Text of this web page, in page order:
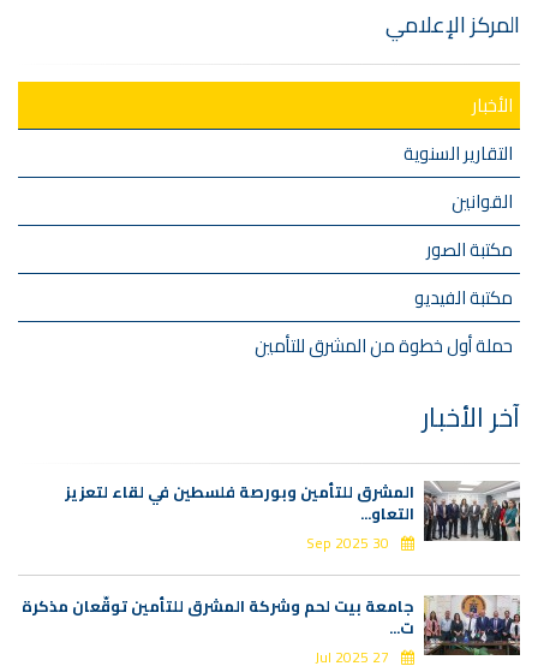
المركز الإعلامي
الأخبار
التقارير السنوية
القوانين
مكتبة الصور
مكتبة الفيديو
حملة أول خطوة من المشرق للتأمين
آخر الأخبار
المشرق للتأمين وبورصة فلسطين في لقاء لتعزيز
التعاو...
30 Sep 2025
جامعة بيت لحم وشركة المشرق للتأمين توقّعان مذكرة
ت...
27 Jul 2025